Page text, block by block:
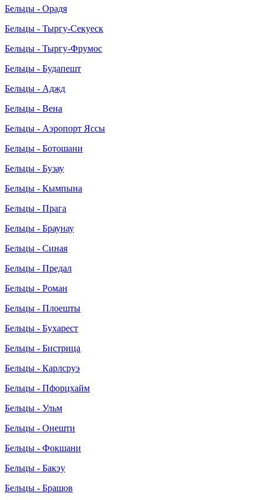
Бельцы - Орадя
Бельцы - Тыргу-Секуеск
Бельцы - Тыргу-Фрумос
Бельцы - Будапешт
Бельцы - Аджд
Бельцы - Вена
Бельцы - Аэропорт Яссы
Бельцы - Ботошани
Бельцы - Бузау
Бельцы - Кымпына
Бельцы - Прага
Бельцы - Браунау
Бельцы - Синая
Бельцы - Предал
Бельцы - Роман
Бельцы - Плоешты
Бельцы - Бухарест
Бельцы - Бистрица
Бельцы - Карлсруэ
Бельцы - Пфорцхайм
Бельцы - Ульм
Бельцы - Онешти
Бельцы - Фокшани
Бельцы - Бакэу
Бельцы - Брашов